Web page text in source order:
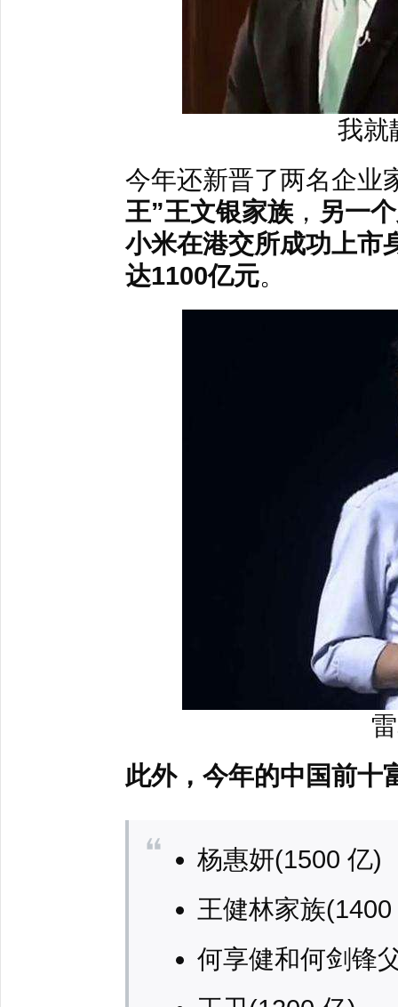
我就
今年还新晋了两名企业
王”王文银家族 ， 另一
小米在港交所成功上市
达1100亿元。
此外，今年的中国前十
杨惠妍(1500 亿)
王健林家族
何享健和何剑锋